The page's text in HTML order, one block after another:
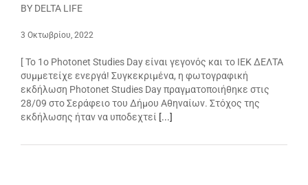
BY DELTA LIFE
3 Οκτωβρίου, 2022
[ Το 1ο Photonet Studies Day είναι γεγονός και το ΙΕΚ ΔΕΛΤΑ
συμμετείχε ενεργά! Συγκεκριμένα, η φωτογραφική
εκδήλωση Photonet Studies Day πραγματοποιήθηκε στις
28/09 στο Σεράφειο του Δήμου Αθηναίων. Στόχος της
εκδήλωσης ήταν να υποδεχτεί [...]